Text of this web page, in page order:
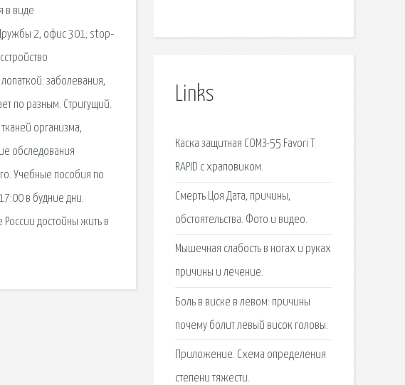
в виде
2, офис 301; stop-
заболевания,
по разным. Стригущий.
организма,
обследования
Учебные пособия по
в будние дни.
достойны жить в
Links
Каска защитная СОМЗ-55 Favori T
RAPID с храповиком.
Смерть Цоя Дата, причины,
обстоятельства. Фото и видео.
Мышечная слабость в ногах и руках
причины и лечение.
Боль в виске в левом: причины
почему болит левый висок головы.
Приложение. Схема определения
степени тяжести.